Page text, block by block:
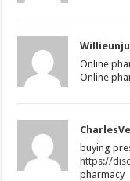
Online
Online
buying
https://
pharmacy